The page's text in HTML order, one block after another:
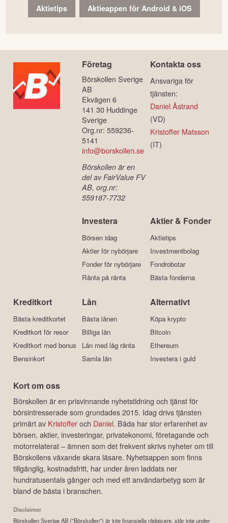
Aktietips Aktieappen för Android & iOS
Företag
Börskollen Sverige
AB
Ekvägen 6
141 30 Huddinge
Sverige
Org.nr: 559236-
5141
info@borskollen.se
Börskollen är en
del av FairValue FV
AB, org.nr:
559187-7732
Kontakta oss
Ansvariga för
tjänsten:
Daniel Åstrand
(VD)
Kristoffer Matsson
(IT)
Investera
Börsen idag
Aktier för nybörjare
Fonder för nybörjare
Ränta på ränta
Aktier & Fonder
Aktietips
Investmentbolag
Fondrobotar
Bästa fonderna
Kreditkort
Bästa kreditkortet
Kreditkort för resor
Kreditkort med bonus
Bensinkort
Lån
Bästa lånen
Billiga lån
Lån med låg ränta
Samla lån
Alternativt
Köpa krypto
Bitcoin
Ethereum
Investera i guld
Kort om oss
Börskollen är en prisvinnande nyhetstidning och tjänst för
börsintresserade som grundades 2015. Idag drivs tjänsten
primärt av Kristofferoch Daniel. Båda har stor erfarenhet av
börsen, aktier, investeringar, privatekonomi, företagande och
motorrelaterat – ämnen som det frekvent skrivs nyheter om till
Börskollens växande skara läsare. Nyhetsappen som finns
tillgänglig, kostnadsfritt, har under åren laddats ner
hundratusentals gånger och med ett användarbetyg som är
bland de bästa i branschen.
Disclaimer
Börskollen Sverige AB ("Börskollen") är inte finansiella rådgivare, står inte under